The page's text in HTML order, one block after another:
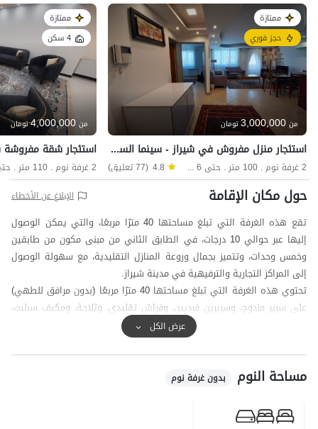
ممتازة
حجز فوري
من 3,000,000تومان
استئجار منزل مفروش في شيراز - سينما السعدي
2 غرفة نوم . 100 متر . حتى 6 ضيف 4.8 (77 تعليق)
ممتازة
4 سكن
من 4,000,000تومان
استئجار شقة
حول مكان الإقامة الإبلاغ عن الأخطاء
تقع هذه الغرفة التي تبلغ مساحتها 40 مترًا مربعًا، والتي يمكن الوصول
إليها عبر حوالي 10 درجات، في الطابق الثاني من مبنى مكون من طابقين
وخمس وحدات، وتتميز بجمال وروعة المنازل التقليدية، مع سهولة الوصول
إلى المراكز التجارية والترفيهية في مدينة شيراز.
تحتوي هذه الغرفة التي تبلغ مساحتها 40 مترًا مربعًا (بدون مرافق للطهي)
على سرير مزدوج، وسريرين فرديين، وفراش تقليدي، وثلاجة، ومكيف سبليت،
تشمل المرافق المشتركة في هذا المجمع فناءً واسعًا مزينًا ببركة مياه،
وطاولات وكراسي، ومراحيض إيرانية وغربية.
بكاميرات مراقبة.
عرض الكل
مساحة النوم بدون غرفة نوم